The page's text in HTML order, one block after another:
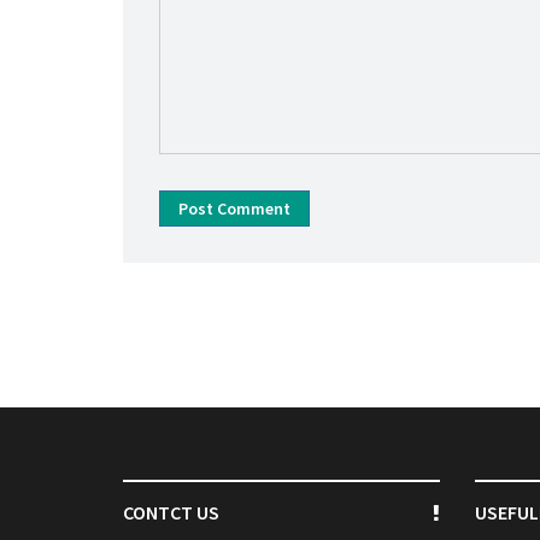
Post Comment
CONTCT US